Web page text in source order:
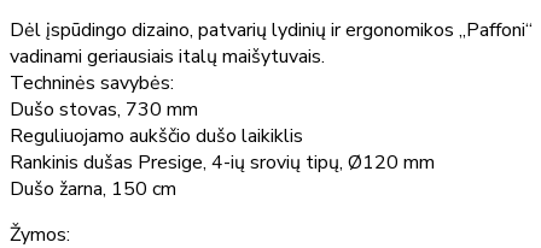
Dėl įspūdingo dizaino, patvarių lydinių ir ergonomikos „Paffoni“
vadinami geriausiais italų maišytuvais.
Techninės savybės:
Dušo stovas, 730 mm
Reguliuojamo aukščio dušo laikiklis
Rankinis dušas Presige, 4-ių srovių tipų, Ø120 mm
Dušo žarna, 150 cm
Žymos: